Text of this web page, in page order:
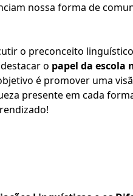
nossa forma de
o preconceito
o papel da escola
é promover uma
presente em cada